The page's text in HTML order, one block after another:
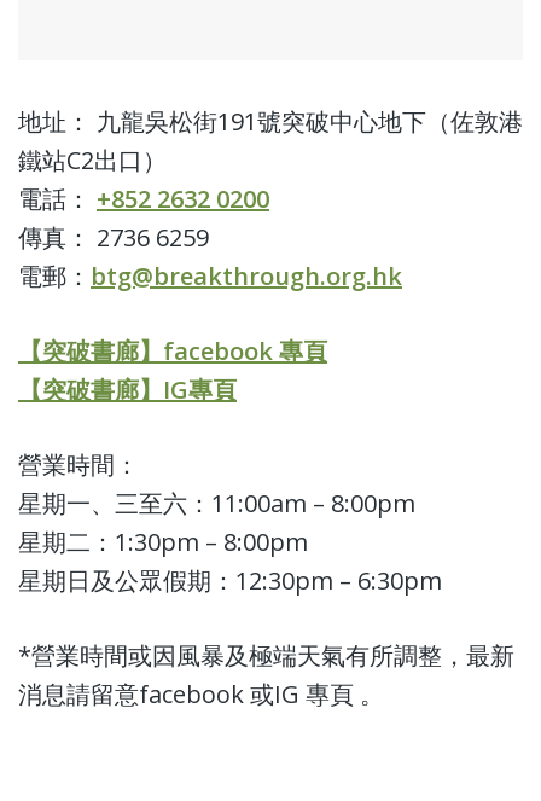
地址： 九龍吳松街191號突破中心地下（佐敦港
鐵站C2出口）
電話： +852 2632 0200
傳真： 2736 6259
電郵： btg@breakthrough.org.hk
【突破書廊】facebook 專頁
【突破書廊】IG專頁
營業時間：
星期一、三至六：11:00am – 8:00pm
星期二：1:30pm – 8:00pm
星期日及公眾假期：12:30pm – 6:30pm
*營業時間或因風暴及極端天氣有所調整，最新
消息請留意facebook 或IG 專頁 。